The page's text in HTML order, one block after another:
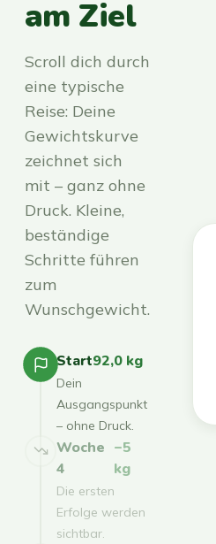
am Ziel
Scroll dich durch
eine typische
Reise: Deine
Gewichtskurve
zeichnet sich
mit – ganz ohne
Druck. Kleine,
beständige
Schritte führen
zum
Wunschgewicht.
Start92,0 kg
Dein
Ausgangspunkt
– ohne Druck.
Woche
4
−5
kg
Die ersten
Erfolge werden
sichtbar.